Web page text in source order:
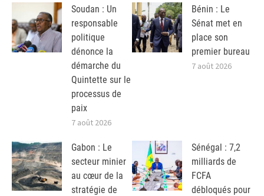
Soudan : Un
responsable
politique
dénonce la
démarche du
Quintette sur le
processus de
paix
7 août 2026
Bénin : Le
Sénat met en
place son
premier bureau
7 août 2026
Gabon : Le
secteur minier
au cœur de la
stratégie de
Sénégal : 7,2
milliards de
FCFA
débloqués pour